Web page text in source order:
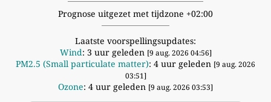
Prognose uitgezet met tijdzone +02:00
Laatste voorspellingsupdates:
Wind: 3 uur geleden [9 aug. 2026 04:56]
PM2.5 (Small particulate matter): 4 uur geleden [9 aug. 2026
03:51]
Ozone: 4 uur geleden [9 aug. 2026 03:53]